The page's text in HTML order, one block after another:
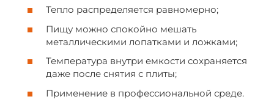
Тепло распределяется равномерно;
Пищу можно спокойно мешать
металлическими лопатками и ложками;
Температура внутри емкости сохраняется
даже после снятия с плиты;
Применение в профессиональной среде.